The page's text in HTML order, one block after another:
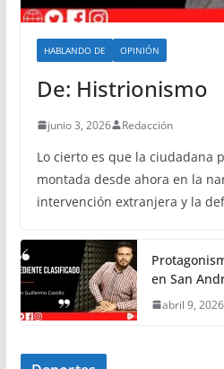
HABLANDO DE OPINIÓN
De: Histrionismo
junio 3, 2026 Redacción
Lo cierto es que la ciudadana
montada desde ahora en la
intervención extranjera y la
en San
abril 9, 2026